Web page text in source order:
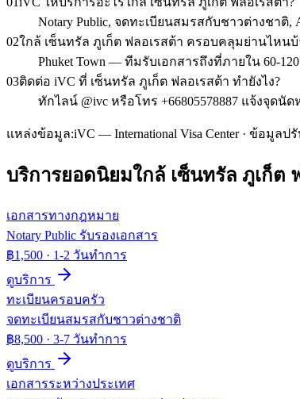
Notary Public, จดทะเบียนสมรสกับชาวต่างชา
02ใกล้ เซ็นทรัล ภูเก็ต ฟลอเรสต้า ครอบคลุมย่านไหนบ้
Phuket Town — ทีมรับเอกสารถึงที่ภายใน 60-
03ติดต่อ iVC ที่ เซ็นทรัล ภูเก็ต ฟลอเรสต้า ทำยังไง?
ทักไลน์ @ivc หรือโทร +66805578887 แจ้งจุด
แหล่งข้อมูล:iVC — International Visa Center · ข้อมูลป
บริการยอดนิยมใกล้ เซ็นทรัล ภูเก็ต
เอกสารทางกฎหมาย
Notary Public รับรองเอกสาร
฿1,500 · 1-2 วันทำการ
ดูบริการ
ทะเบียนครอบครัว
จดทะเบียนสมรสกับชาวต่างชาติ
฿8,500 · 3-7 วันทำการ
ดูบริการ
เอกสารระหว่างประเทศ